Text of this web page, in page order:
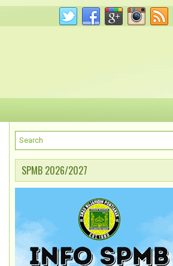
SPMB 2026/2027